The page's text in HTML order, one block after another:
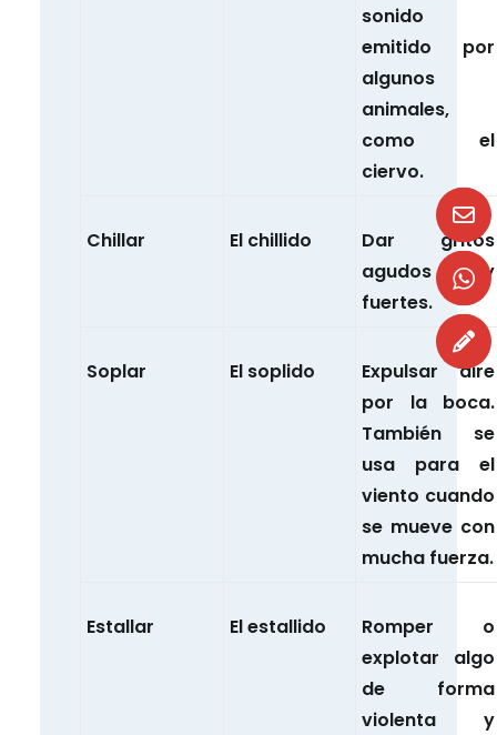
sonido
emitido por
algunos
animales,
como el
ciervo.
Chillar El chillido
Dar gritos
agudos y
fuertes.
Soplar El soplido
Expulsar aire
por la boca.
También se
usa para el
viento cuando
se mueve con
mucha fuerza.
Estallar El estallido
Romper o
explotar algo
de forma
violenta y